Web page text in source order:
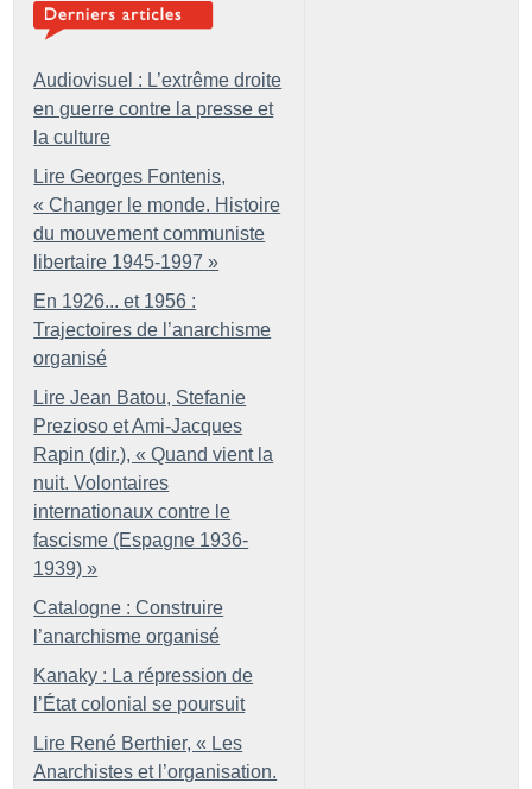
Audiovisuel : L’extrême droite
en guerre contre la presse et
la culture
Lire Georges Fontenis,
« Changer le monde. Histoire
du mouvement communiste
libertaire 1945-1997 »
En 1926... et 1956 :
Trajectoires de l’anarchisme
organisé
Lire Jean Batou, Stefanie
Prezioso et Ami-Jacques
Rapin (dir.), « Quand vient la
nuit. Volontaires
internationaux contre le
fascisme (Espagne 1936-
1939) »
Catalogne : Construire
l’anarchisme organisé
Kanaky : La répression de
l’État colonial se poursuit
Lire René Berthier, « Les
Anarchistes et l’organisation.